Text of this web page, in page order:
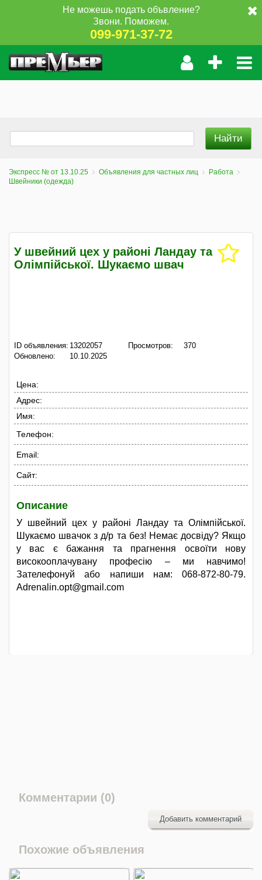
Не можешь подать объвление?
Звони. Поможем.
099-971-37-72
Экспресс № от 13.10.25 Объявления для частных лиц
Работа
Швейники (одежда)
У швейний цех у районі Ландау та
Олімпійської. Шукаємо швач
ID объявления: 13202057
Обновлено:
10.10.2025
Просмотров: 370
Цена:
Адрес:
Имя:
Телефон:
Email:
Сайт:
Описание
У швейний цех у районі Ландау та Олімпійської.
Шукаємо швачок з д/р та без! Немає досвіду? Якщо
у вас є бажання та прагнення освоїти нову
високооплачувану професію – ми навчимо!
Зателефонуй або напиши нам: 068-872-80-79.
Adrenalin.opt@gmail.com
Комментарии (0)
Добавить комментарий
Похожие объявления